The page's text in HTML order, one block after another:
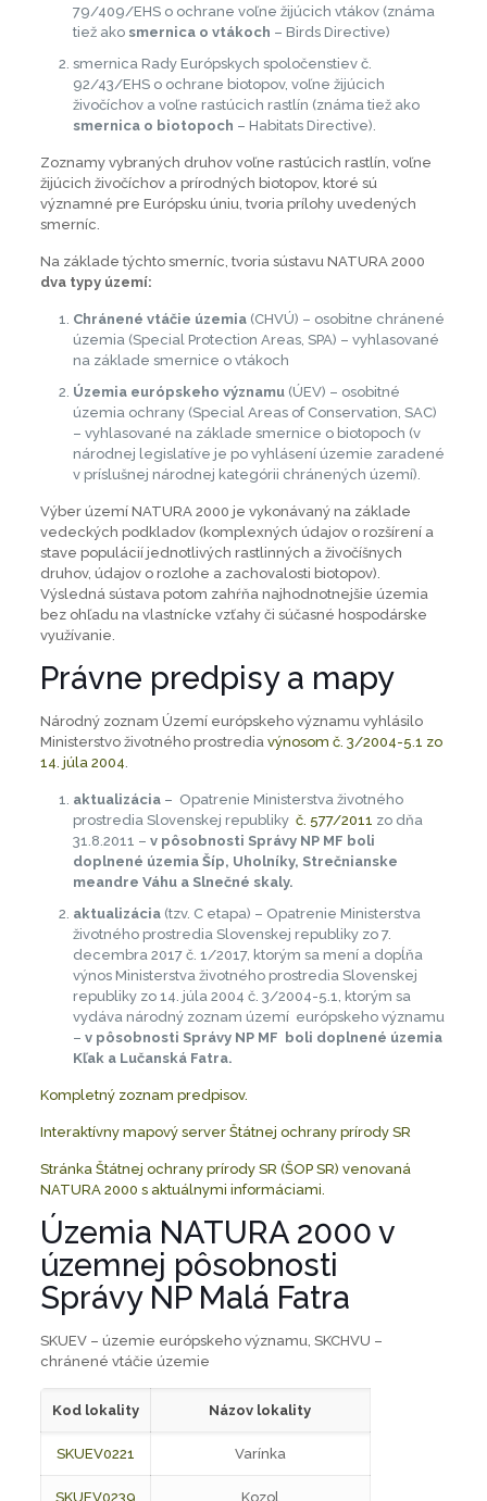
79/409/EHS o ochrane voľne žijúcich vtákov (známa
tiež ako smernica o vtákoch – Birds Directive)
smernica Rady Európskych spoločenstiev č.
92/43/EHS o ochrane biotopov, voľne žijúcich
živočíchov a voľne rastúcich rastlín (známa tiež ako
smernica o biotopoch – Habitats Directive).
Zoznamy vybraných druhov voľne rastúcich rastlín, voľne
žijúcich živočíchov a prírodných biotopov, ktoré sú
významné pre Európsku úniu, tvoria prílohy uvedených
smerníc.
Na základe týchto smerníc, tvoria sústavu NATURA 2000
dva typy území:
Chránené vtáčie územia(CHVÚ) – osobitne chránené
územia (Special Protection Areas, SPA) – vyhlasované
na základe smernice o vtákoch
Územia európskeho významu(ÚEV) – osobitné
územia ochrany (Special Areas of Conservation, SAC)
– vyhlasované na základe smernice o biotopoch (v
národnej legislatíve je po vyhlásení územie zaradené
v príslušnej národnej kategórii chránených území).
Výber území NATURA 2000 je vykonávaný na základe
vedeckých podkladov (komplexných údajov o rozšírení a
stave populácií jednotlivých rastlinných a živočíšnych
druhov, údajov o rozlohe a zachovalosti biotopov).
Výsledná sústava potom zahŕňa najhodnotnejšie územia
bez ohľadu na vlastnícke vzťahy či súčasné hospodárske
využívanie.
Právne predpisy a mapy
Národný zoznam Území európskeho významu vyhlásilo
Ministerstvo životného prostredia výnosom č. 3/2004-5.1 zo
14. júla 2004.
aktualizácia– Opatrenie Ministerstva životného
prostredia Slovenskej republiky č. 577/2011 zo dňa
31.8.2011 – v pôsobnosti Správy NP MF boli
doplnené územia Šíp, Uholníky, Strečnianske
meandre Váhu a Slnečné skaly.
aktualizácia(tzv. C etapa) – Opatrenie Ministerstva
životného prostredia Slovenskej republiky zo 7.
decembra 2017 č. 1/2017, ktorým sa mení a dopĺňa
výnos Ministerstva životného prostredia Slovenskej
republiky zo 14. júla 2004 č. 3/2004-5.1, ktorým sa
vydáva národný zoznam území európskeho významu
– v pôsobnosti Správy NP MF boli doplnené územia
Kľak a Lučanská Fatra.
Kompletný zoznam predpisov.
Interaktívny mapový server Štátnej ochrany prírody SR
Stránka Štátnej ochrany prírody SR (ŠOP SR) venovaná
NATURA 2000 s aktuálnymi informáciami.
Územia NATURA 2000 v
územnej pôsobnosti
Správy NP Malá Fatra
SKUEV – územie európskeho významu, SKCHVU –
chránené vtáčie územie
Kod lokality Názov lokality
SKUEV0221 Varínka
SKUEV0239 Kozol